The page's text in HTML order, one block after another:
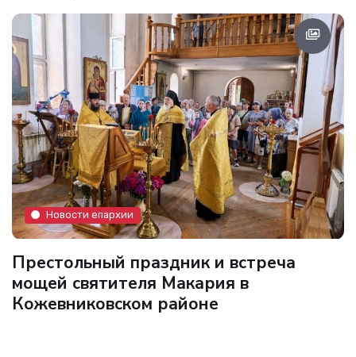
Новости епархии
Престольный праздник и встреча
мощей святителя Макария в
Кожевниковском районе